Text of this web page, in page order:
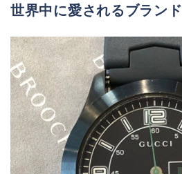
世界中に愛されるブランド